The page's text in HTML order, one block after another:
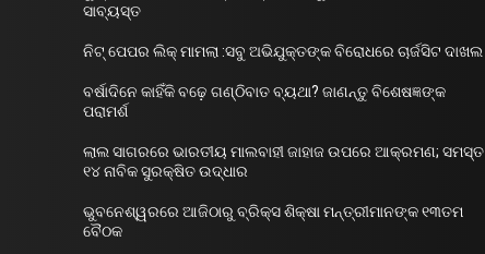
ସାବ୍ୟସ୍ତ
ନିଟ୍ ପେପର ଲିକ୍ ମାମଲା :ସବୁ ଅଭିଯୁକ୍ତଙ୍କ ବିରୋଧରେ ଚାର୍ଜସିଟ ଦାଖଲ
ବର୍ଷାଦିନେ କାହିଁକି ବଢ଼େ ଗଣ୍ଠିବାତ ବ୍ୟଥା? ଜାଣନ୍ତୁ ବିଶେଷଜ୍ଞଙ୍କ
ପରାମର୍ଶ
ଲାଲ ସାଗରରେ ଭାରତୀୟ ମାଲବାହୀ ଜାହାଜ ଉପରେ ଆକ୍ରମଣ; ସମସ୍ତ
୧୪ ନାବିକ ସୁରକ୍ଷିତ ଉଦ୍ଧାର
ଭୁବନେଶ୍ୱରରେ ଆଜିଠାରୁ ବ୍ରିକ୍ସ ଶିକ୍ଷା ମନ୍ତ୍ରୀମାନଙ୍କ ୧୩ତମ
ବୈଠକ